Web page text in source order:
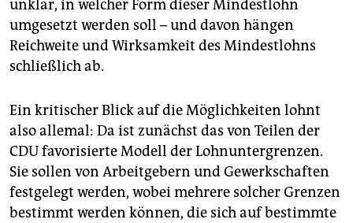
unklar, in welcher Form dieser Mindestlohn
umgesetzt werden soll – und davon hängen
Reichweite und Wirksamkeit des Mindestlohns
schließlich ab.
Ein kritischer Blick auf die Möglichkeiten lohnt
also allemal: Da ist zunächst das von Teilen der
CDU favorisierte Modell der Lohnuntergrenzen.
Sie sollen von Arbeitgebern und Gewerkschaften
festgelegt werden, wobei mehrere solcher Grenzen
bestimmt werden können, die sich auf bestimmte